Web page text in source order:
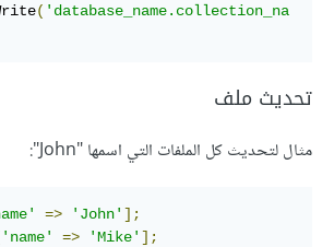
( 'database_name.collection_na
تحديث ملف
مثال لتحديث كل الملفات التي اسمها "John":
=> 'John' ];
'name' => 'Mike' ];